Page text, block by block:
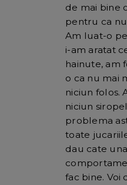
de mai bine
pentru ca
Am luat-o
i-am aratat
hainute, am
o ca nu mai
niciun folos.
niciun
problema
toate
dau cate
fac bine. Voi